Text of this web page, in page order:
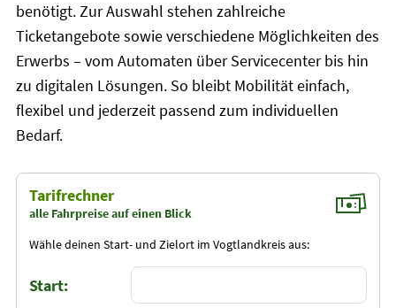
benötigt. Zur Auswahl stehen zahlreiche
Ticketangebote sowie verschiedene Möglichkeiten des
Erwerbs – vom Automaten über Servicecenter bis hin
zu digitalen Lösungen. So bleibt Mobilität einfach,
flexibel und jederzeit passend zum individuellen
Bedarf.
Tarifrechner
alle Fahrpreise auf einen Blick
Wähle deinen Start- und Zielort im Vogtlandkreis aus:
Start: